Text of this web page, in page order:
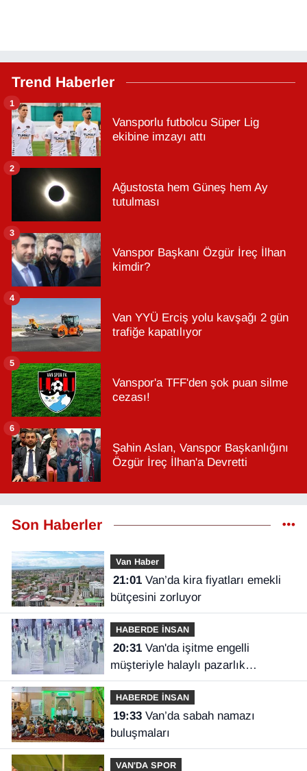
Trend Haberler
Vansporlu futbolcu Süper Lig
ekibine imzayı attı
1
Ağustosta hem Güneş hem Ay
tutulması
2
Vanspor Başkanı Özgür İreç İlhan
kimdir?
3
Van YYÜ Erciş yolu kavşağı 2 gün
trafiğe kapatılıyor
4
Vanspor'a TFF'den şok puan silme
cezası!
5
Şahin Aslan, Vanspor Başkanlığını
Özgür İreç İlhan'a Devretti
6
Son Haberler
Van Haber
21:01Van’da kira fiyatları emekli
bütçesini zorluyor
HABERDE İNSAN
20:31Van'da işitme engelli
müşteriyle halaylı pazarlık
gülümsetti
HABERDE İNSAN
19:33Van’da sabah namazı
buluşmaları
VAN'DA SPOR